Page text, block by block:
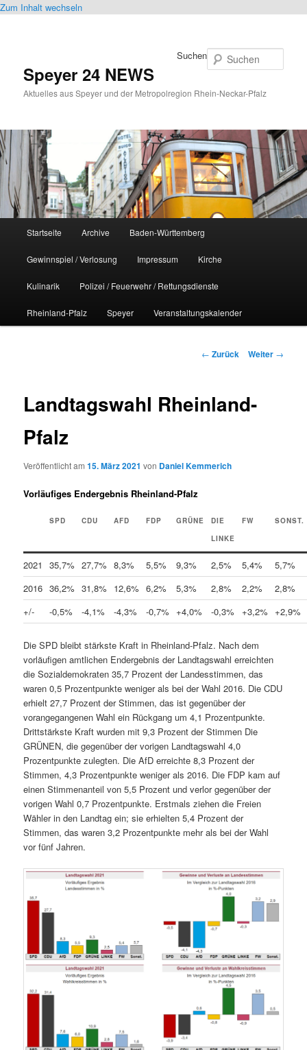
Zum Inhalt wechseln
Speyer 24 NEWS
Aktuelles aus Speyer und der Metropolregion Rhein-Neckar-Pfalz
Suchen
Startseite Archive Baden-Württemberg
Gewinnspiel / Verlosung Impressum Kirche
Kulinarik Polizei / Feuerwehr / Rettungsdienste
Rheinland-Pfalz Speyer Veranstaltungskalender
Beitrags-
← Zurück Weiter →
Landtagswahl Rheinland-
Pfalz
Veröffentlicht am15. März 2021 von Daniel Kemmerich
Vorläufiges Endergebnis Rheinland-Pfalz
SPD CDU AFD FDP GRÜNE
DIE
LINKE
FW SONST.
2021 35,7% 27,7% 8,3% 5,5% 9,3% 2,5% 5,4%
5,7%
2016 36,2% 31,8% 12,6% 6,2% 5,3% 2,8% 2,2%
2,8%
+/-
-0,5% -4,1% -4,3% -0,7% +4,0% -0,3% +3,2% +2,9%
Die SPD bleibt stärkste Kraft in Rheinland-Pfalz. Nach dem
vorläufigen amtlichen Endergebnis der Landtagswahl erreichten
die Sozialdemokraten 35,7 Prozent der Landesstimmen, das
waren 0,5 Prozentpunkte weniger als bei der Wahl 2016. Die CDU
erhielt 27,7 Prozent der Stimmen, das ist gegenüber der
vorangegangenen Wahl ein Rückgang um 4,1 Prozentpunkte.
Drittstärkste Kraft wurden mit 9,3 Prozent der Stimmen Die
GRÜNEN, die gegenüber der vorigen Landtagswahl 4,0
Prozentpunkte zulegten. Die AfD erreichte 8,3 Prozent der
Stimmen, 4,3 Prozentpunkte weniger als 2016. Die FDP kam auf
einen Stimmenanteil von 5,5 Prozent und verlor gegenüber der
vorigen Wahl 0,7 Prozentpunkte. Erstmals ziehen die Freien
Wähler in den Landtag ein; sie erhielten 5,4 Prozent der
Stimmen, das waren 3,2 Prozentpunkte mehr als bei der Wahl
vor fünf Jahren.